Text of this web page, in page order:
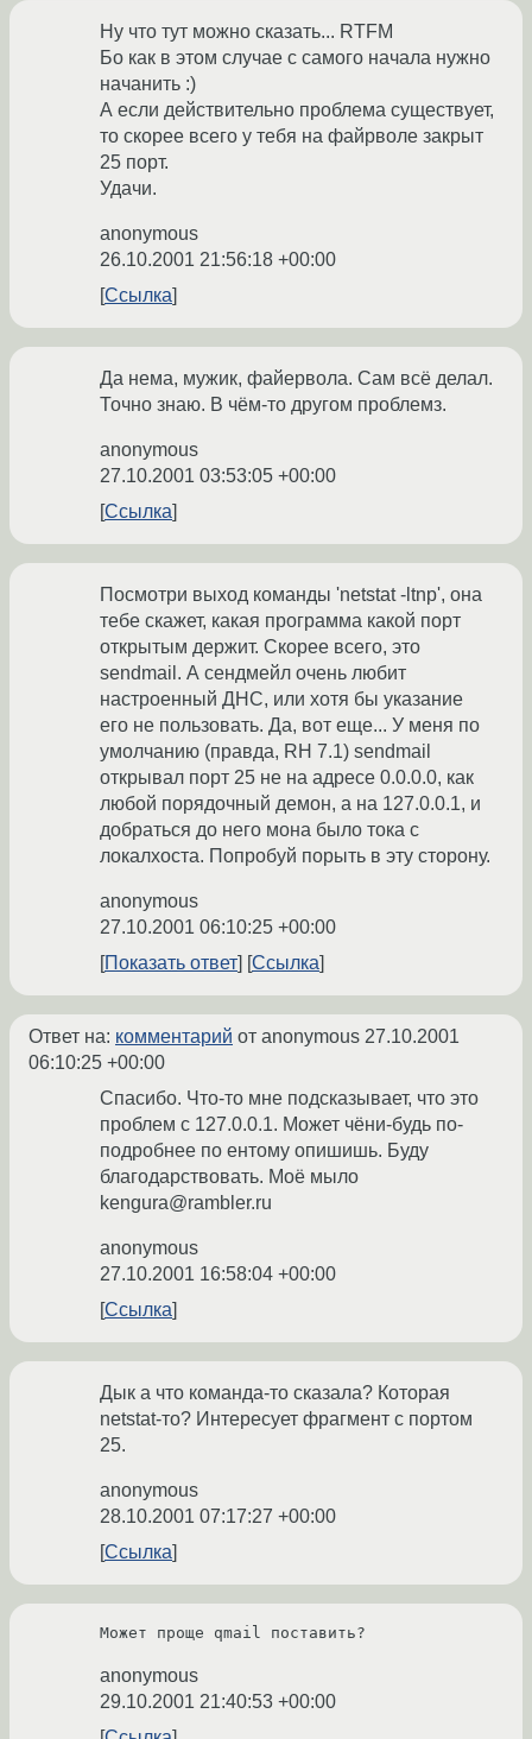
Ну что тут можно сказать... RTFM
Бо как в этом случае с самого начала нужно
начанить :)
А если действительно проблема существует,
то скорее всего у тебя на файрволе закрыт
25 порт.
Удачи.
anonymous
26.10.2001 21:56:18 +00:00
Ссылка
Да нема, мужик, файервола. Сам всё делал.
Точно знаю. В чём-то другом проблемз.
anonymous
27.10.2001 03:53:05 +00:00
Ссылка
Посмотри выход команды 'netstat -ltnp', она
тебе скажет, какая программа какой порт
открытым держит. Скорее всего, это
sendmail. А сендмейл очень любит
настроенный ДНС, или хотя бы указание
его не пользовать. Да, вот еще... У меня по
умолчанию (правда, RH 7.1) sendmail
открывал порт 25 не на адресе 0.0.0.0, как
любой порядочный демон, а на 127.0.0.1, и
добраться до него мона было тока с
локалхоста. Попробуй порыть в эту сторону.
anonymous
27.10.2001 06:10:25 +00:00
Показать ответ
Ссылка
Ответ на: комментарий от anonymous 27.10.2001
06:10:25 +00:00
Спасибо. Что-то мне подсказывает, что это
проблем с 127.0.0.1. Может чёни-будь по-
подробнее по ентому опишишь. Буду
благодарствовать. Моё мыло
kengura@rambler.ru
anonymous
27.10.2001 16:58:04 +00:00
Ссылка
Дык а что команда-то сказала? Которая
netstat-то? Интересует фрагмент с портом
25.
anonymous
28.10.2001 07:17:27 +00:00
Ссылка
Может проще qmail поставить?
anonymous
29.10.2001 21:40:53 +00:00